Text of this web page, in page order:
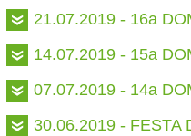
21.07.2019 - 16a
14.07.2019 - 15a
07.07.2019 - 14a
30.06.2019 - FESTA